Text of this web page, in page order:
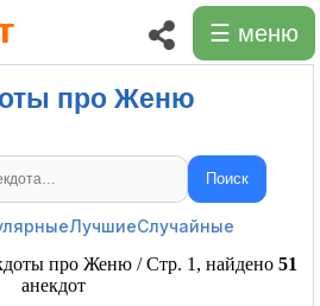
☰ меню
про Женю
Поиск анекдотов Поиск
ЛучшиеСлучайные
про Женю / Стр. 1, найдено 51
анекдот